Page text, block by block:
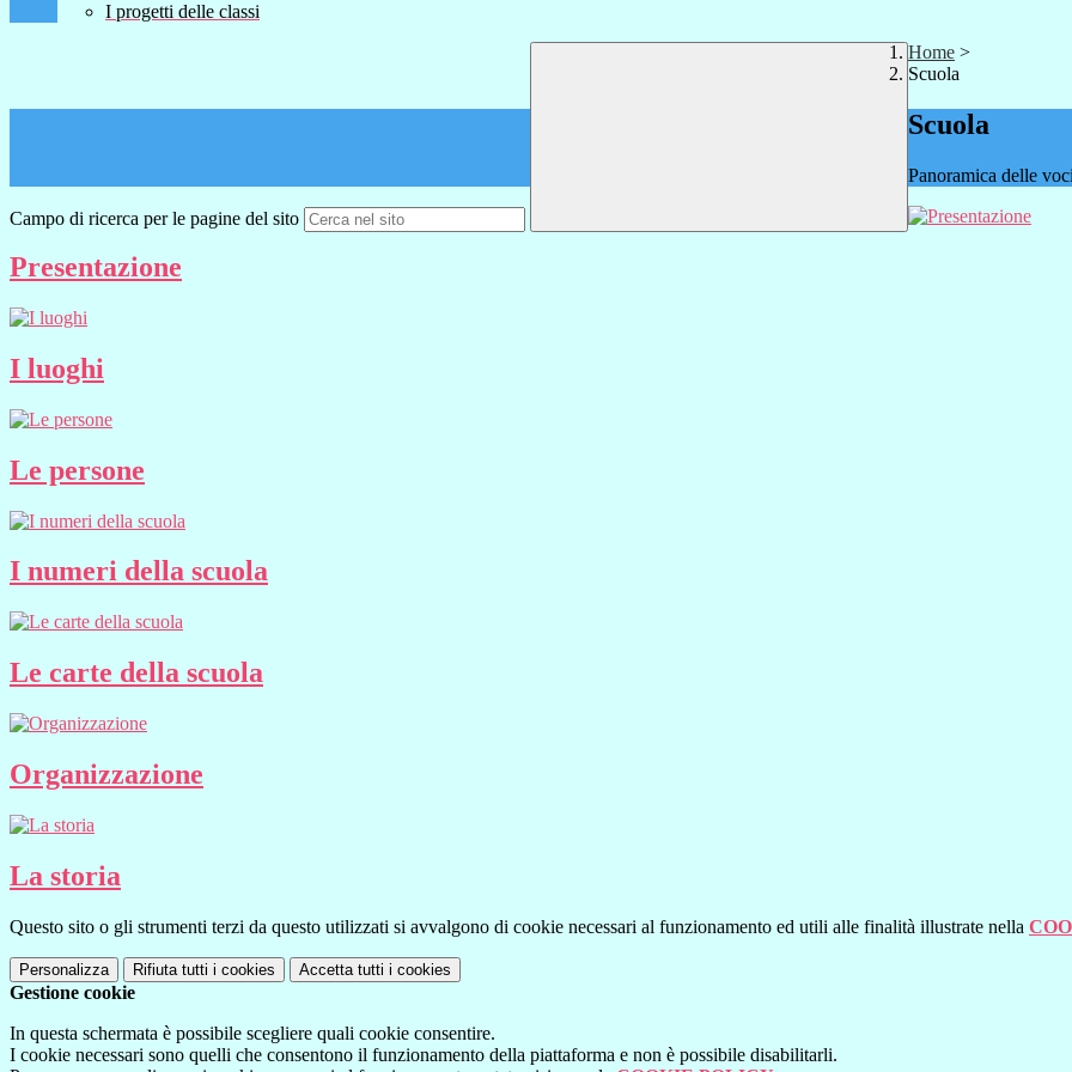
I progetti delle classi
Campo di ricerca per le pagine del sito
Home >
Scuola
Scuola
Panoramica delle
Presentazione
I luoghi
Le persone
I numeri della scuola
Le carte della scuola
Organizzazione
La storia
Questo sito o gli strumenti terzi da questo utilizzati si avvalgono di cookie necessari al funzionamento ed utili alle finalità illustrate nella
Personalizza Rifiuta tutti i cookies Accetta tutti i cookies
Gestione cookie
In questa schermata è possibile scegliere quali cookie consentire.
I cookie necessari sono quelli che consentono il funzionamento della piattaforma e non è possibile disabilitarli.